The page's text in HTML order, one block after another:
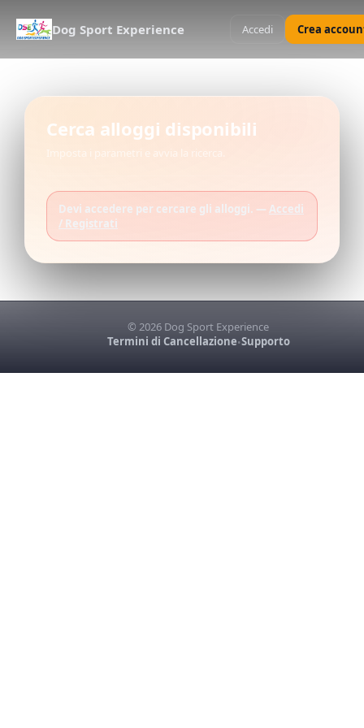
Dog Sport Experience Accedi Crea
Cerca alloggi disponibili
Imposta i parametri e avvia la ricerca.
Devi accedere per cercare gli alloggi. — Accedi
/ Registrati
© 2026 Dog Sport Experience
Termini di Cancellazione•Supporto